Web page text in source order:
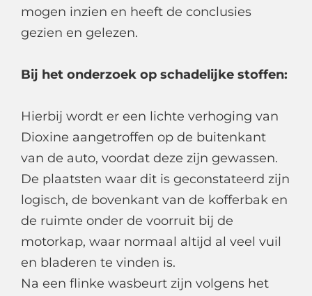
mogen inzien en heeft de conclusies
gezien en gelezen.
Bij het onderzoek op schadelijke stoffen:
Hierbij wordt er een lichte verhoging van
Dioxine aangetroffen op de buitenkant
van de auto, voordat deze zijn gewassen.
De plaatsten waar dit is geconstateerd zijn
logisch, de bovenkant van de kofferbak en
de ruimte onder de voorruit bij de
motorkap, waar normaal altijd al veel vuil
en bladeren te vinden is.
Na een flinke wasbeurt zijn volgens het